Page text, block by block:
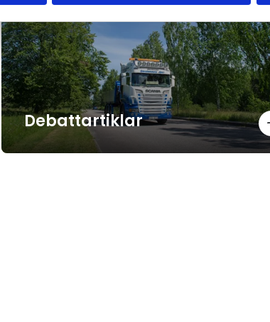
Debattartiklar